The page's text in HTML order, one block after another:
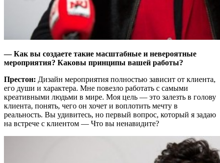
— Как вы создаете такие масштабные и невероятные
мероприятия? Каковы принципы вашей работы?
Престон: Дизайн мероприятия полностью зависит от клиента,
его души и характера. Мне повезло работать с самыми
креативными людьми в мире. Моя цель — это залезть в голову
клиента, понять, чего он хочет и воплотить мечту в
реальность. Вы удивитесь, но первый вопрос, который я задаю
на встрече с клиентом — Что вы ненавидите?